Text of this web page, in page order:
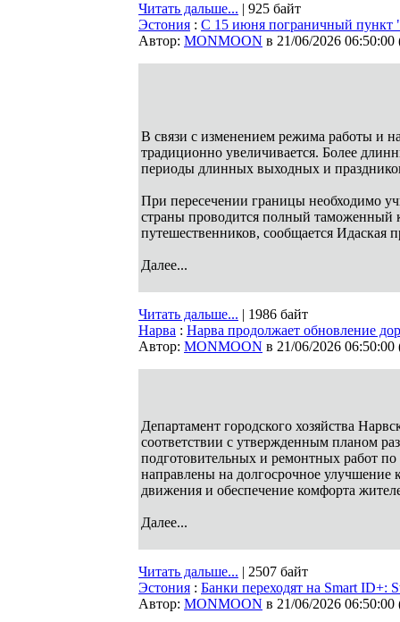
Читать дальше... | 925 байт
Эстония : С 15 июня пограничный пункт
Автор: MONMOON в 21/06/2026 06:50:00
В связи с изменением режима работы и
традиционно увеличивается. Более
периоды длинных выходных и
При пересечении границы необходимо
страны проводится полный таможенный
путешественников, сообщается Идаская
Далее...
Читать дальше... | 1986 байт
Нарва : Нарва продолжает обновление
Автор: MONMOON в 21/06/2026 06:50:00
Департамент городского хозяйства
соответствии с утвержденным планом
подготовительных и ремонтных работ
направлены на долгосрочное улучшение
движения и обеспечение комфорта
Далее...
Читать дальше... | 2507 байт
Эстония : Банки переходят на Smart ID+:
Автор: MONMOON в 21/06/2026 06:50:00